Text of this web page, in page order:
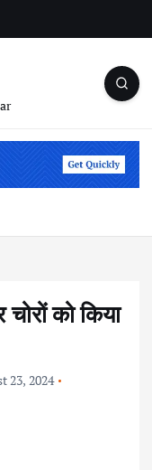
चोरों को किया
23, 2024